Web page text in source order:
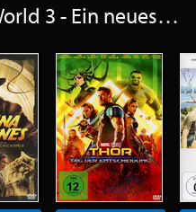
Passend zu Jurassic World 3 - Ein neues Zeitalter